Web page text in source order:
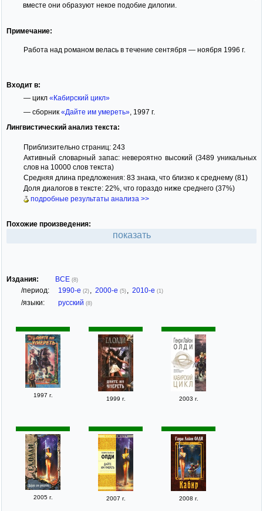
вместе они образуют некое подобие дилогии.
Примечание:
Работа над романом велась в течение сентября — ноября 1996 г.
Входит в:
— цикл «Кабирский цикл»
— сборник «Дайте им умереть», 1997 г.
Лингвистический анализ текста:
Приблизительно страниц: 243
Активный словарный запас: невероятно высокий (3489 уникальных
слов на 10000 слов текста)
Средняя длина предложения: 83 знака, что близко к среднему (81)
Доля диалогов в тексте: 22%, что гораздо ниже среднего (37%)
подробные результаты анализа >>
Похожие произведения:
показать
Издания: ВСЕ (8)
/период: 1990-е (2) , 2000-е (5) , 2010-е (1)
/языки: русский (8)
1997 г.
1999 г. 2003 г.
2005 г. 2007 г. 2008 г.